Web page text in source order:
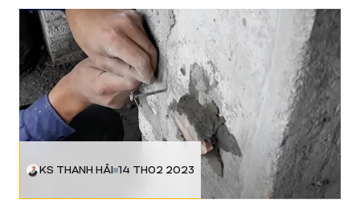
KS THANH HẢI 14 TH02 2023